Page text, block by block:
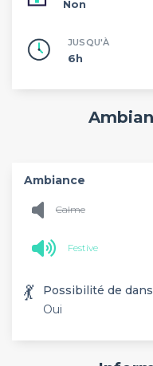
Non
JUSQU'À
6h
Ambiance
Calme
Festive
💃
Possibilité de
Oui